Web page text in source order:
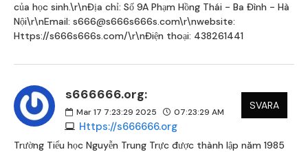
của học sinh.\r\nĐịa chỉ: Số 9A Phạm Hồng Thái - Ba Đình - Hà
Nội\r\nEmail: s666@s666s666s.com\r\nwebsite:
Https://s666s666s.com/\r\nĐiện thoại: 438261441
s666666.org:
Mar 17 7:23:29 2025 07:23:29 AM
Https://s666666.org
SVARA
Trường Tiểu học Nguyễn Trung Trực được thành lập năm 1985